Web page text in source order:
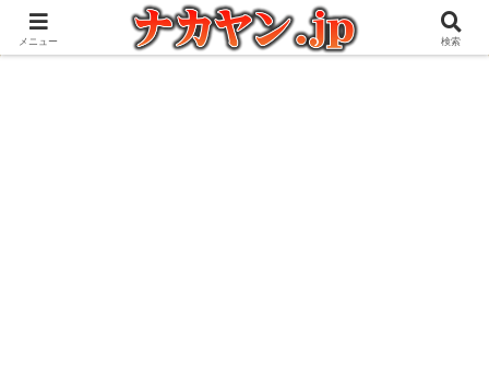
アウトドアとガジェット好きな管理人の愉快な日々を綴るブログ
メニュー 検索